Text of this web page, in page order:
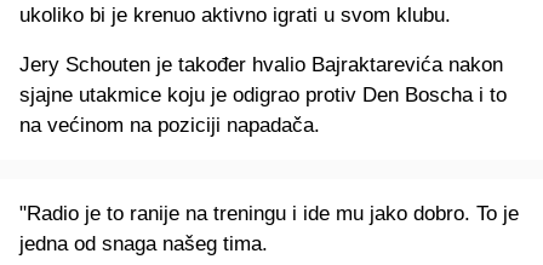
ukoliko bi je krenuo aktivno igrati u svom klubu.
Jery Schouten je također hvalio Bajraktarevića nakon
sjajne utakmice koju je odigrao protiv Den Boscha i to
na većinom na poziciji napadača.
"Radio je to ranije na treningu i ide mu jako dobro. To je
jedna od snaga našeg tima.